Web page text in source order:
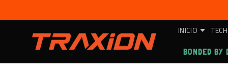
al contenido
INICIO
BONDED BY